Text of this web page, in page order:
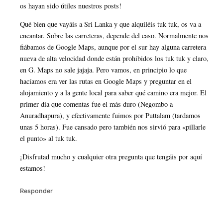
os hayan sido útiles nuestros posts!
Qué bien que vayáis a Sri Lanka y que alquiléis tuk tuk, os va a
encantar. Sobre las carreteras, depende del caso. Normalmente nos
fiábamos de Google Maps, aunque por el sur hay alguna carretera
nueva de alta velocidad donde están prohibidos los tuk tuk y claro,
en G. Maps no sale jajaja. Pero vamos, en principio lo que
hacíamos era ver las rutas en Google Maps y preguntar en el
alojamiento y a la gente local para saber qué camino era mejor. El
primer día que comentas fue el más duro (Negombo a
Anuradhapura), y efectivamente fuimos por Puttalam (tardamos
unas 5 horas). Fue cansado pero también nos sirvió para «pillarle
el punto» al tuk tuk.
¡Disfrutad mucho y cualquier otra pregunta que tengáis por aquí
estamos!
Responder